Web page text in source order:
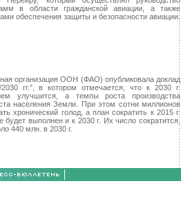
в области гражданской авиации, а также
обеспечения защиты и безопасности авиации.
организация ООН (ФАО) опубликовала доклад
гг.”, в котором отмечается, что к 2030 г.
улучшится, а темпы роста производства
населения Земли. При этом сотни миллионов
хронический голод, а план сократить к 2015 г.
выполнен и к 2030 г. Их число сократится,
440 млн. в 2030 г.